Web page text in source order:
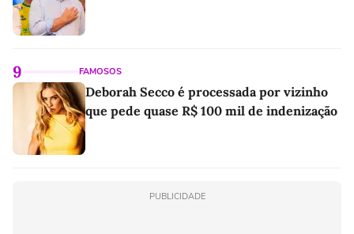
9 FAMOSOS
Deborah Secco é processada por vizinho
que pede quase R$ 100 mil de indenização
PUBLICIDADE